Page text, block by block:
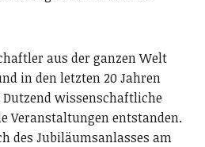
aus der ganzen Welt
in den letzten 20 Jahren
wissenschaftliche
Veranstaltungen entstanden.
des Jubiläumsanlasses am